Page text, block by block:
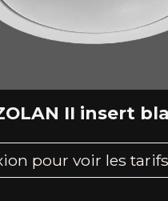
II insert
pour voir les tarifs​